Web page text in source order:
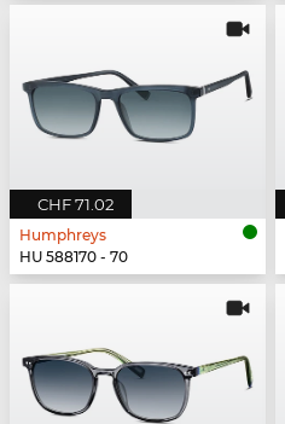
CHF 71.02
Humphreys
HU 588170 - 70